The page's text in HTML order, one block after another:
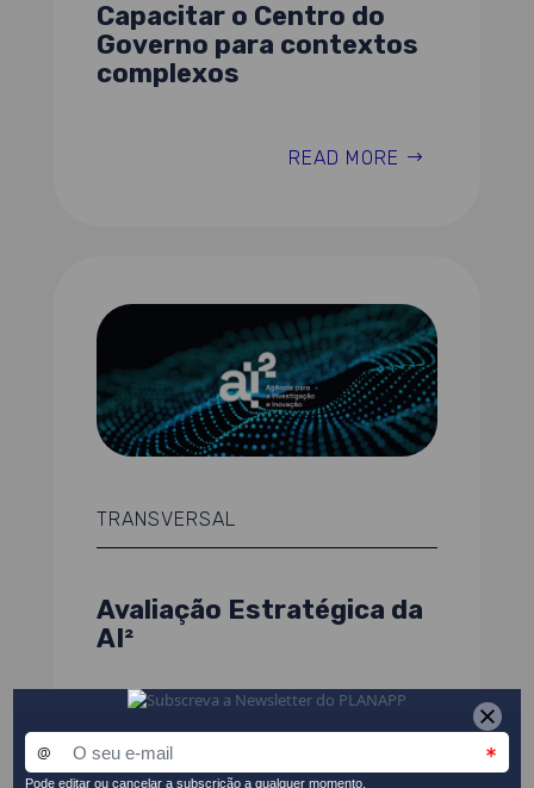
Capacitar o Centro do
Governo para contextos
complexos
READ MORE
TRANSVERSAL
Avaliação Estratégica da
AI²